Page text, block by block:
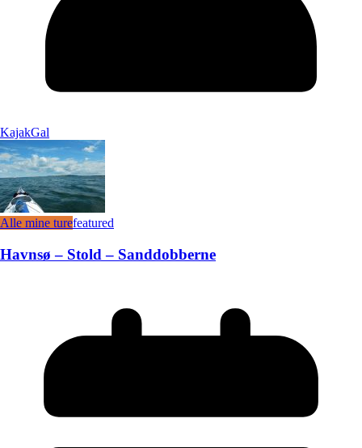
KajakGal
Alle mine turefeatured
Havnsø – Stold – Sanddobberne